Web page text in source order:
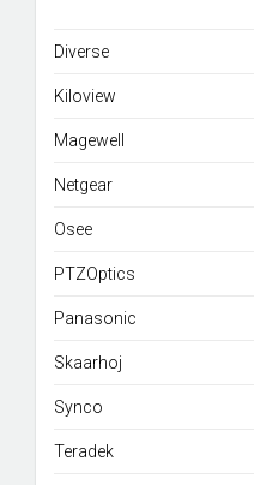
Diverse
Kiloview
Magewell
Netgear
Osee
PTZOptics
Panasonic
Skaarhoj
Synco
Teradek